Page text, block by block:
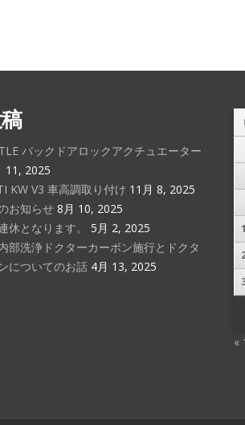
バックドアロックアクチュエーター
11, 2025
KW V3 車高調取り付け 11月 8, 2025
お知らせ 8月 10, 2025
休となります。
5月 2, 2025
部洗浄ドクターカーボン施行とドクタ
についてのお話 4月 13, 2025
«